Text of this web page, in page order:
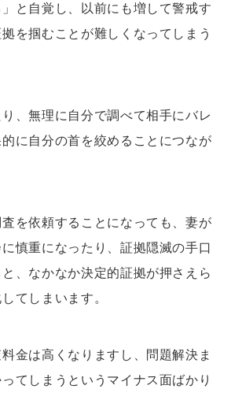
と自覚し、以前にも増して警戒す
を掴むことが難しくなってしまう
、無理に自分で調べて相手にバレ
に自分の首を絞めることにつなが
を依頼することになっても、妻が
慎重になったり、証拠隠滅の手口
、なかなか決定的証拠が押さえら
てしまいます。
金は高くなりますし、問題解決ま
てしまうというマイナス面ばかり